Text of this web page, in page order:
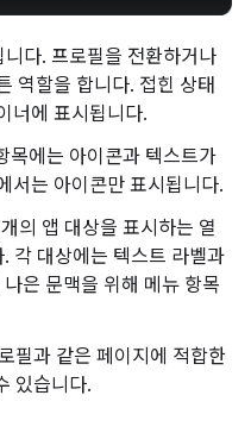
다. 프로필을 전환하거나
역할을 합니다. 접힌 상태
너에 표시됩니다.
목에는 아이콘과 텍스트가
서는 아이콘만 표시됩니다.
의 앱 대상을 표시하는 열
각 대상에는 텍스트 라벨과
은 문맥을 위해 메뉴 항목
필과 같은 페이지에 적합한
있습니다.